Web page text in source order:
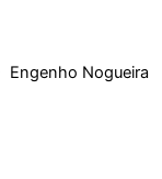
Engenho Nogueira